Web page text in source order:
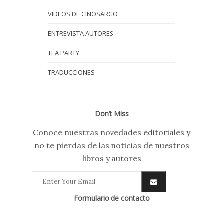
VIDEOS DE CINOSARGO
ENTREVISTA AUTORES
TEA PARTY
TRADUCCIONES
Don’t Miss
Conoce nuestras novedades editoriales y
no te pierdas de las noticias de nuestros
libros y autores
Formulario de contacto